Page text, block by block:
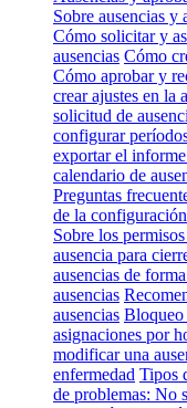
Sobre ausencias y
Cómo solicitar y
ausencias Cómo
Cómo aprobar y
crear ajustes en la
solicitud de
configurar
exportar el
calendario de
Preguntas
de la
Sobre los
ausencia para
ausencias de
ausencias
ausencias Bloqueo
asignaciones por
modificar una
enfermedad Tipos
de problemas: No